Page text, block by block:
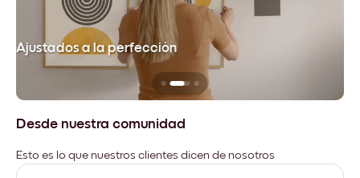
Ajustados a la perfección
Desde nuestra comunidad
Esto es lo que nuestros clientes dicen de nosotros